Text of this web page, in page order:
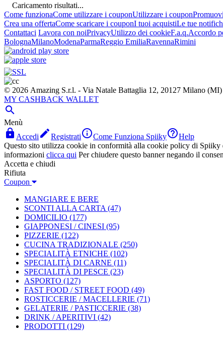
Caricamento risultati...
Come funzionaCome utilizzare i couponUtilizzare i coupon
Crea una offertaCome scaricare i couponI tuoi acquistiLe tue
Contattaci Lavora con noiPrivacyUtilizzo dei cookieF.a.q.Accordo
BolognaMilanoModenaParmaReggio EmiliaRavennaRimini
© 2026 Amazing S.r.l. - Via Natale Battaglia 12, 20127 Milano
MY CASHBACK WALLET

Menù
 Accedi RegistratiCome Funziona SpiikyHelp
Questo sito utilizza cookie in conformità alla cookie policy di Spiiky
informazioni clicca qui Per chiudere questo banner negando il
Accetta e chiudi
Rifiuta
Coupon
MANGIARE E BERE
SCONTI ALLA CARTA (47)
DOMICILIO (177)
GIAPPONESI / CINESI (95)
PIZZERIE (122)
CUCINA TRADIZIONALE (250)
SPECIALITÀ ETNICHE (102)
SPECIALITÀ DI CARNE (11)
SPECIALITÀ DI PESCE (23)
ASPORTO (127)
FAST FOOD / STREET FOOD (49)
ROSTICCERIE / MACELLERIE (71)
GELATERIE / PASTICCERIE (38)
DRINK / APERITIVI (42)
PRODOTTI (129)